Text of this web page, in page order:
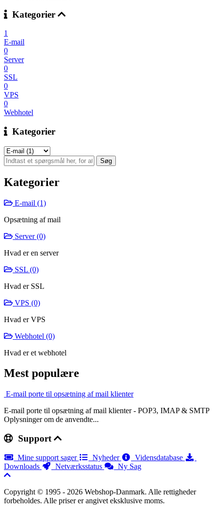
Kategorier
1
E-mail
0
Server
0
SSL
0
VPS
0
Webhotel
Kategorier
Kategorier
E-mail (1)
Opsætning af mail
Server (0)
Hvad er en server
SSL (0)
Hvad er SSL
VPS (0)
Hvad er VPS
Webhotel (0)
Hvad er et webhotel
Mest populære
E-mail porte til opsætning af mail klienter
E-mail porte til opsætning af mail klienter - POP3, IMAP & SMTP
Oplysninger om de anvendte...
Support
Mine support sager Nyheder
Vidensdatabase
Downloads
Netværksstatus Ny Sag
Copyright © 1995 - 2026 Webshop-Danmark. Alle rettigheder
forbeholdes. Alle priser er angivet eksklusive moms.